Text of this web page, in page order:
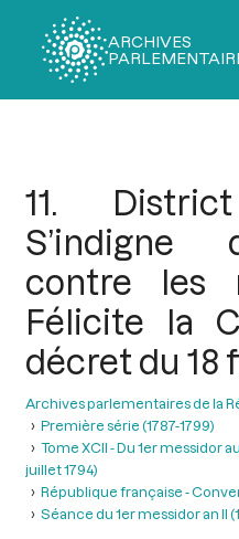
ARCHIVES
11.
S’indigne
contre les
Félicite la
décret du 18
Archives parlementaires de la
Première série (1787-1799)
Tome XCII - Du 1er messidor
juillet 1794)
République française -
Séance du 1er messidor an II